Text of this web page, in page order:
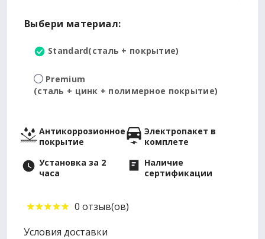
Выбери материал:
Standard(сталь + покрытие)
Premium
(сталь + цинк + полимерное покрытие)
Антикоррозионное
покрытие
Электропакет в
комплете
Установка за 2
часа
Наличие
сертификации
0 отзыв(ов)
Условия доставки